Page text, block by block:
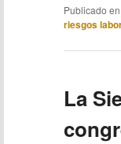
Publicado en
riesgos
La